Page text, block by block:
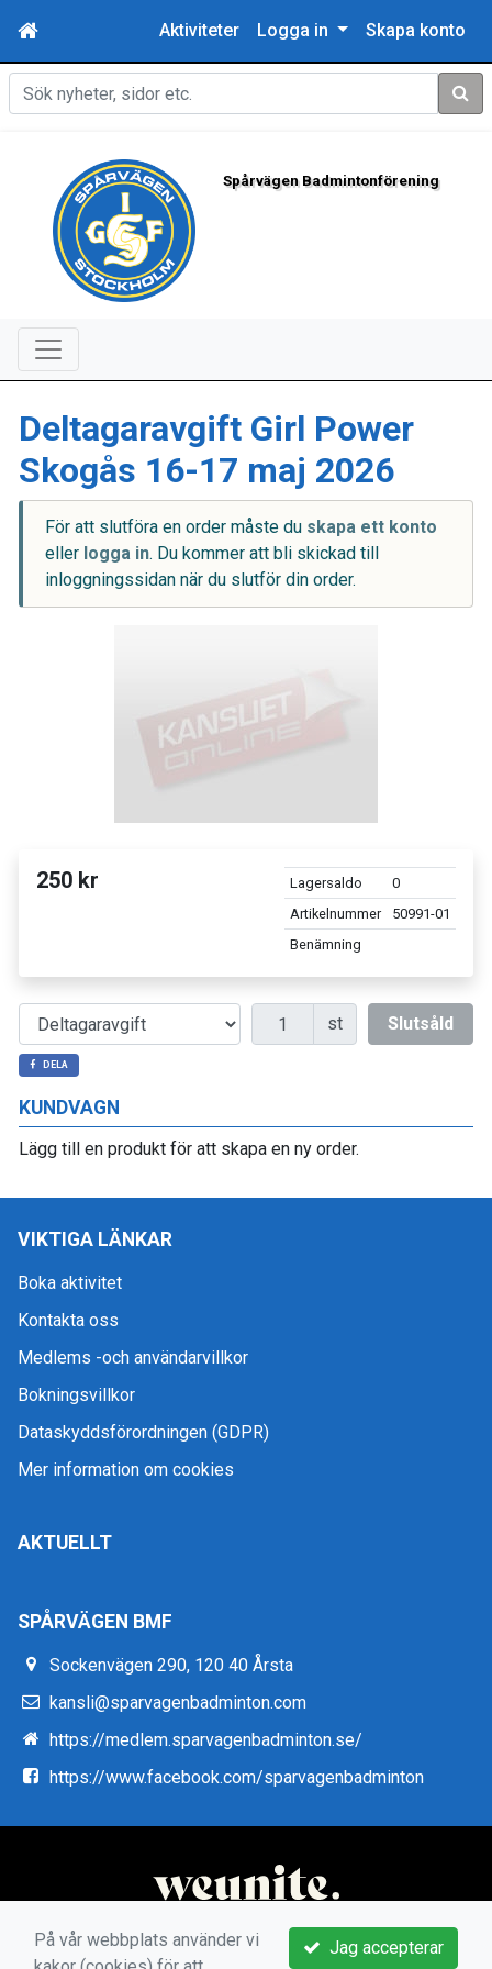
Aktiviteter Logga in Skapa konto
Sök
Spårvägen Badmintonförening
KUNDVAGN
Lägg till en produkt för att skapa en ny order.
Deltagaravgift Girl Power
Skogås 16-17 maj 2026
För att slutföra en order måste du skapa ett konto
eller logga in. Du kommer att bli skickad till
inloggningssidan när du slutför din order.
250 kr Lagersaldo
0
Artikelnummer
50991-01
Benämning
Antal st Slutsåld
DELA
VIKTIGA LÄNKAR
Boka aktivitet
Kontakta oss
Medlems -och användarvillkor
Bokningsvillkor
Dataskyddsförordningen (GDPR)
Mer information om cookies
AKTUELLT
SPÅRVÄGEN BMF
Sockenvägen 290, 120 40 Årsta
kansli@sparvagenbadminton.com
https://medlem.sparvagenbadminton.se/
https://www.facebook.com/sparvagenbadminton
Jag accepterar
På vår webbplats använder vi